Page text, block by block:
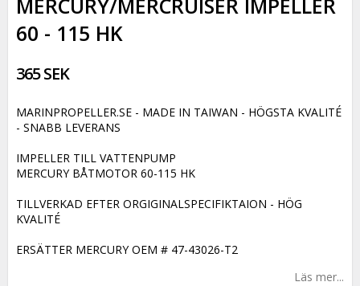
MERCURY/MERCRUISER IMPELLER
60 - 115 HK
365 SEK
MARINPROPELLER.SE - MADE IN TAIWAN - HÖGSTA KVALITÉ
- SNABB LEVERANS
IMPELLER TILL VATTENPUMP
MERCURY BÅTMOTOR 60-115 HK
TILLVERKAD EFTER ORGIGINALSPECIFIKTAION - HÖG
KVALITÉ
ERSÄTTER MERCURY OEM # 47-43026-T2
Läs mer...